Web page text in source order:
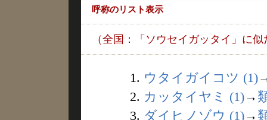
呼称のリスト表示
（全国：「ソウセイガッタイ」に
1. ウタイガイコツ (1)
2. カッタイヤミ (1)→
3. ダイヒノゾウ (1)→